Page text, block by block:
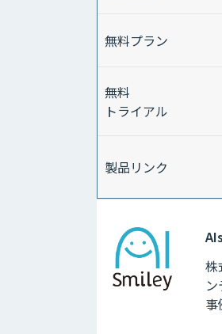
無料プラン
無料
トライアル
製品リンク
株
事